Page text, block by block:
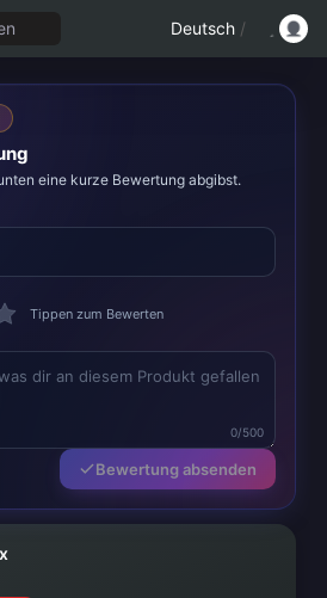
Deutsch /
eine kurze Bewertung abgibst.
Tippen zum Bewerten
0/500
Bewertung absenden